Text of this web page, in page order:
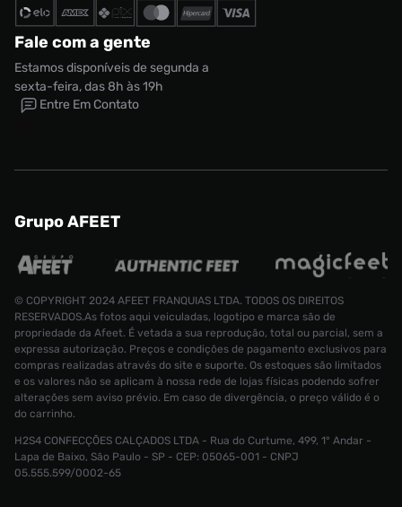
CONTINUAR COMPRANDO
Tênis Nike Air Force 1 LE Infantil
ADICIONAR AO CARRINHO
Fale com a gente
Estamos disponíveis de segunda a
sexta-feira, das 8h às 19h
Entre Em Contato
Grupo AFEET
© COPYRIGHT 2024 AFEET FRANQUIAS LTDA. TODOS OS DIREITOS
RESERVADOS.As fotos aqui veiculadas, logotipo e marca são de
propriedade da Afeet. É vetada a sua reprodução, total ou parcial, sem a
expressa autorização. Preços e condições de pagamento exclusivos para
compras realizadas através do site e suporte. Os estoques são limitados
e os valores não se aplicam à nossa rede de lojas físicas podendo sofrer
alterações sem aviso prévio. Em caso de divergência, o preço válido é o
do carrinho.
H2S4 CONFECÇÕES CALÇADOS LTDA - Rua do Curtume, 499, 1° Andar -
Lapa de Baixo, São Paulo - SP - CEP: 05065-001 - CNPJ
05.555.599/0002-65